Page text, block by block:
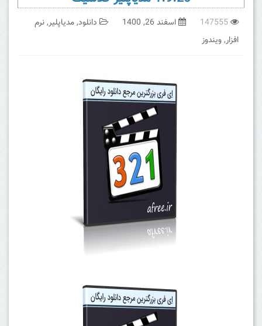
147555 اسفند 26, 1400 دانلود,مدیاپلیر,نرم
افزار,ویندوز